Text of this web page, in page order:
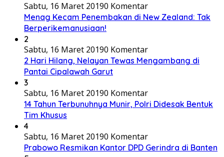
Sabtu, 16 Maret 20190 Komentar
Menag Kecam Penembakan di New Zealand: Tak
Berperikemanusiaan!
2
Sabtu, 16 Maret 20190 Komentar
2 Hari Hilang, Nelayan Tewas Mengambang di
Pantai Cipalawah Garut
3
Sabtu, 16 Maret 20190 Komentar
14 Tahun Terbunuhnya Munir, Polri Didesak Bentuk
Tim Khusus
4
Sabtu, 16 Maret 20190 Komentar
Prabowo Resmikan Kantor DPD Gerindra di Banten